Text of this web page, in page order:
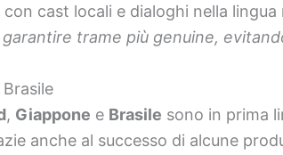
cast locali e dialoghi nella
trame più genuine,
, Giappone e Brasile sono in prima
anche al successo di alcune